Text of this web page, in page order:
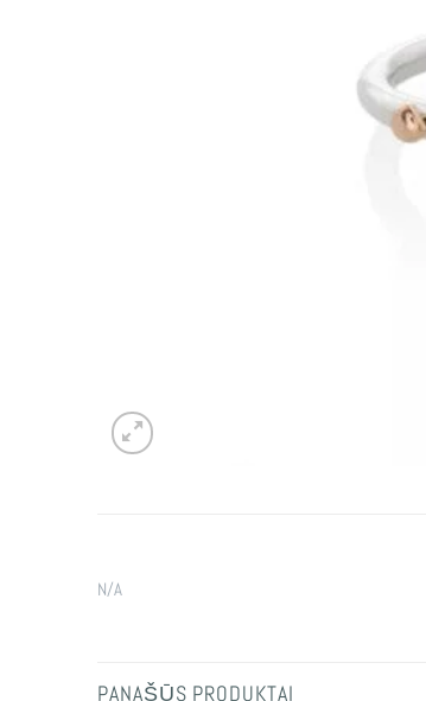
N/A
PANAŠŪS PRODUKTAI